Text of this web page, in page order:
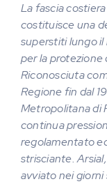
La fascia
costituisce una
superstiti lungo il
per la protezione
Riconosciuta
Regione fin dal
Metropolitana di
continua
regolamentato
strisciante.
avviato nei giorni